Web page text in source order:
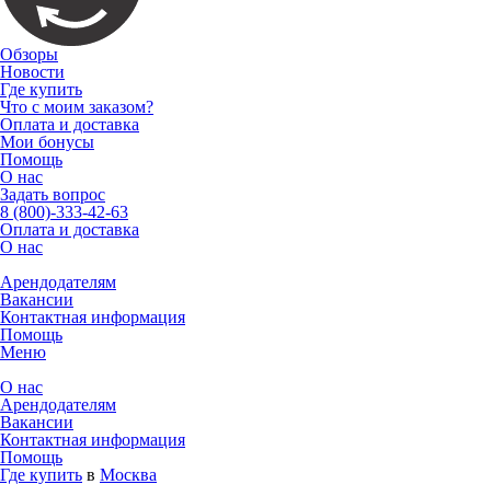
Обзоры
Новости
Где купить
Что с моим заказом?
Оплата и доставка
Мои бонусы
Помощь
О нас
Задать вопрос
8 (800)-333-42-63
Оплата и доставка
О нас
Арендодателям
Вакансии
Контактная информация
Помощь
Меню
О нас
Арендодателям
Вакансии
Контактная информация
Помощь
Где купить в Москва